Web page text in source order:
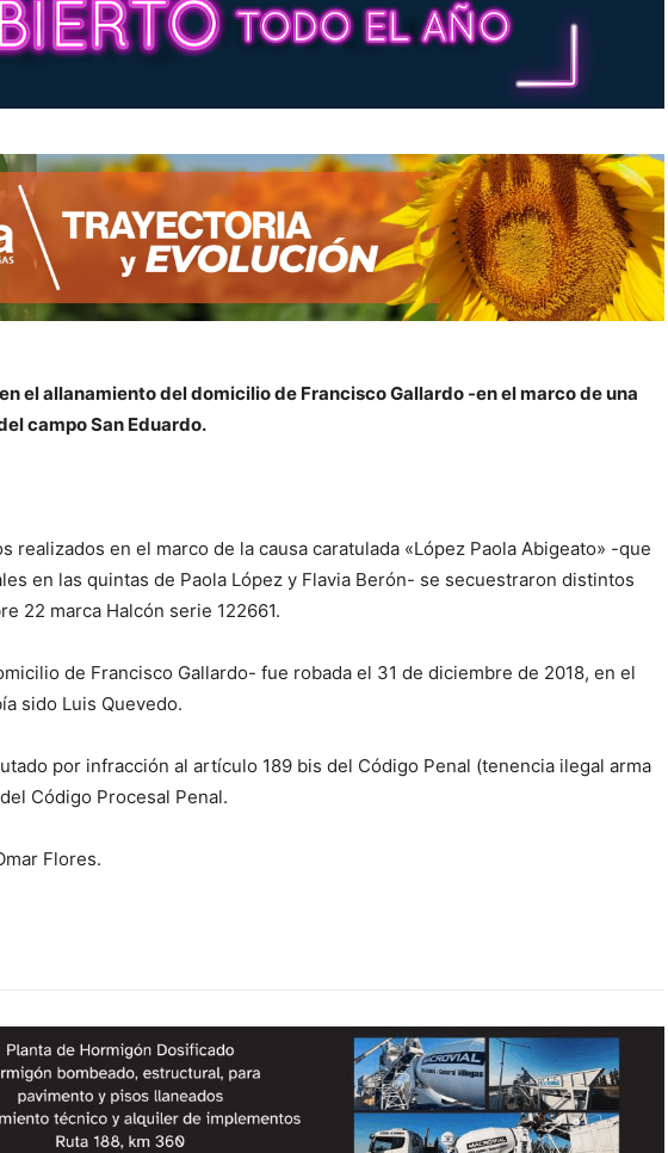
el allanamiento del domicilio de Francisco Gallardo -en el marco de una
campo San Eduardo.
realizados en el marco de la causa caratulada «López Paola Abigeato» -que
en las quintas de Paola López y Flavia Berón- se secuestraron distintos
22 marca Halcón serie 122661.
de Francisco Gallardo- fue robada el 31 de diciembre de 2018, en el
sido Luis Quevedo.
por infracción al artículo 189 bis del Código Penal (tenencia ilegal arma
Código Procesal Penal.
Flores.